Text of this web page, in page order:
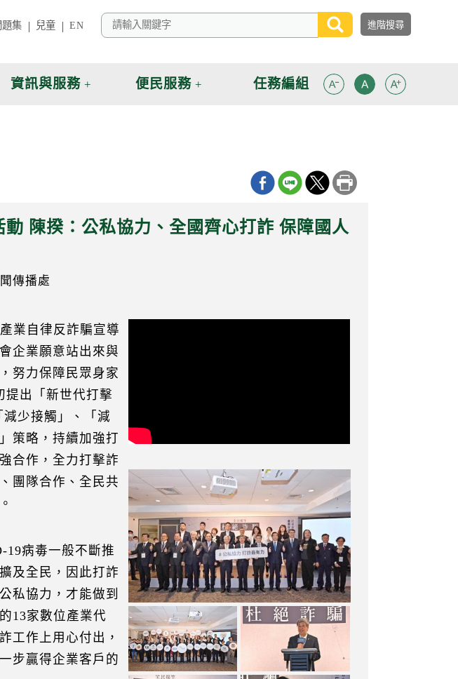
題集 兒童 EN
資訊與服務 便民服務 任務編組
陳揆：公私協力、全國齊心打詐 保障國人
傳播處
業自律反詐騙宣導
企業願意站出來與
努力保障民眾身家
提出「新世代打擊
少接觸」、「減
策略，持續加強打
合作，全力打擊詐
團隊合作、全民共
19病毒一般不斷推
及全民，因此打詐
私協力，才能做到
13家數位產業代
工作上用心付出，
步贏得企業客戶的